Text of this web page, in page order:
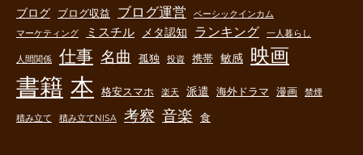
ブログ
ブログ収益 ブログ運営
ベーシックインカム
マーケティング
ミスチル メタ認知 ランキング 一人暮らし
人間関係 仕事 名曲 孤独 投資 携帯 敏感 映画
書籍 本 格安スマホ 楽天 派遣 海外ドラマ 漫画 禁煙
積み立て 積み立てNISA 考察 音楽 食